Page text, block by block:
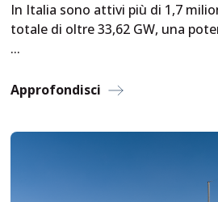
In Italia sono attivi più di 1,7
totale di oltre 33,62 GW, una
...
Approfondisci